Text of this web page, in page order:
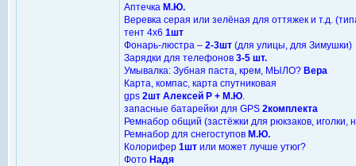
Аптечка М.Ю.
Веревка серая или зелёная для оттяжек и т.д.
тент 4х6 1шт
Фонарь-люстра – 2-3шт (для улицы, для Зимушки)
Зарядки для телефонов 3-5 шт.
Умывалка: Зубная паста, крем, МЫЛО? Вера
Карта, компас, карта спутниковая
gps 2шт Алексей Р + М.Ю.
запасные батарейки для GPS 2комплекта
Ремнабор общий (застёжки для рюкзаков, иголки,
Ремнабор для снегоступов М.Ю.
Колорифер 1шт или может лучше утюг?
Фото Надя